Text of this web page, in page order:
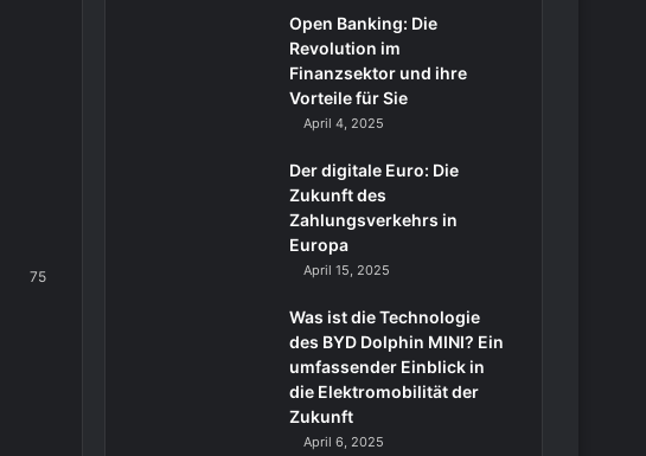
75
Open Banking: Die
Revolution im
Finanzsektor und ihre
Vorteile für Sie
April 4, 2025
Der digitale Euro: Die
Zukunft des
Zahlungsverkehrs in
Europa
April 15, 2025
Was ist die Technologie
des BYD Dolphin MINI? Ein
umfassender Einblick in
die Elektromobilität der
Zukunft
April 6, 2025